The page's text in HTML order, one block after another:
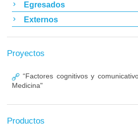
Egresados
Externos
Proyectos
“Factores cognitivos y
Medicina"
Productos